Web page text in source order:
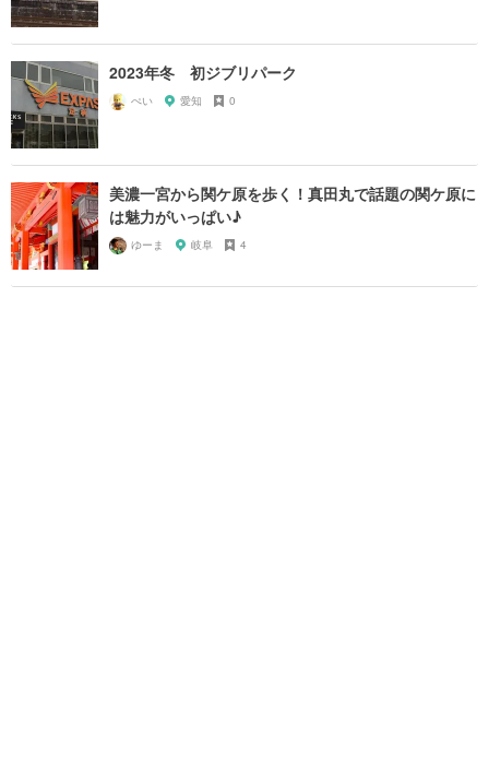
2023年冬 初ジブリパーク
ぺい 愛知 0
美濃一宮から関ケ原を歩く！真田丸で話題の関ケ原に
は魅力がいっぱい♪
ゆーま 岐阜 4